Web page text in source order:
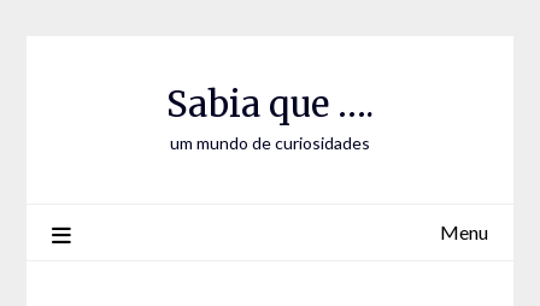
Sabia que ….
um mundo de curiosidades
Menu